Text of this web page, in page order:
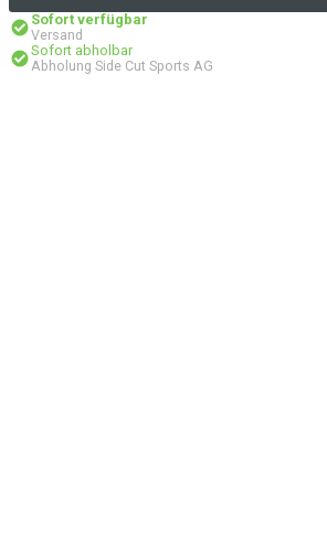
Sofort verfügbar
Versand
Sofort abholbar
Abholung Side Cut Sports AG